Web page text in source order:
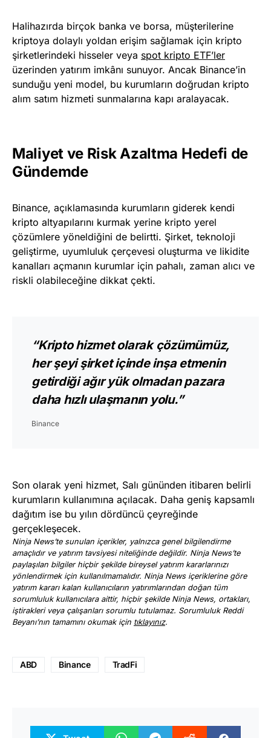
Halihazırda birçok banka ve borsa, müşterilerine
kriptoya dolaylı yoldan erişim sağlamak için kripto
şirketlerindeki hisseler veya spot kripto ETF’ler
üzerinden yatırım imkânı sunuyor. Ancak Binance’in
sunduğu yeni model, bu kurumların doğrudan kripto
alım satım hizmeti sunmalarına kapı aralayacak.
Maliyet ve Risk Azaltma Hedefi de
Gündemde
Binance, açıklamasında kurumların giderek kendi
kripto altyapılarını kurmak yerine kripto yerel
çözümlere yöneldiğini de belirtti. Şirket, teknoloji
geliştirme, uyumluluk çerçevesi oluşturma ve likidite
kanalları açmanın kurumlar için pahalı, zaman alıcı ve
riskli olabileceğine dikkat çekti.
“Kripto hizmet olarak çözümümüz,
her şeyi şirket içinde inşa etmenin
getirdiği ağır yük olmadan pazara
daha hızlı ulaşmanın yolu.”
Binance
Son olarak yeni hizmet, Salı gününden itibaren belirli
kurumların kullanımına açılacak. Daha geniş kapsamlı
dağıtım ise bu yılın dördüncü çeyreğinde
gerçekleşecek.
Ninja News’te sunulan içerikler, yalnızca genel bilgilendirme
amaçlıdır ve yatırım tavsiyesi niteliğinde değildir. Ninja News’te
paylaşılan bilgiler hiçbir şekilde bireysel yatırım kararlarınızı
yönlendirmek için kullanılmamalıdır. Ninja News içeriklerine göre
yatırım kararı kalan kullanıcıların yatırımlarından doğan tüm
sorumluluk kullanıcılara aittir, hiçbir şekilde Ninja News, ortakları,
iştirakleri veya çalışanları sorumlu tutulamaz. Sorumluluk Reddi
Beyanı’nın tamamını okumak için tıklayınız.
ABD Binance TradFi